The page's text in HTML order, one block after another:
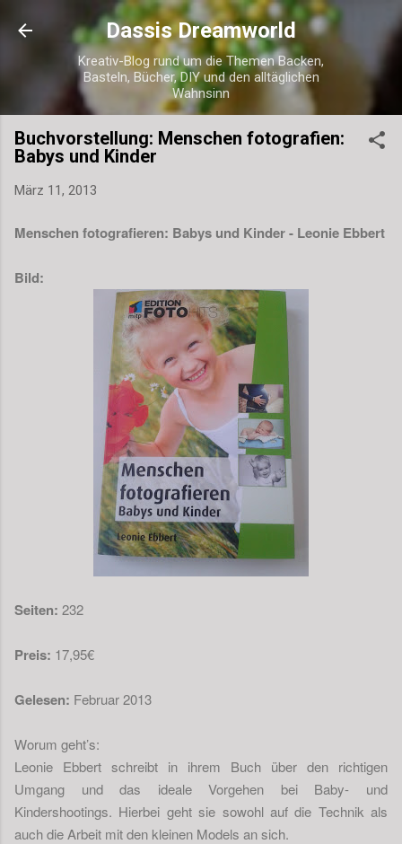
Direkt zum Hauptbereich
Dassis Dreamworld
Kreativ-Blog rund um die Themen Backen,
Basteln, Bücher, DIY und den alltäglichen
Wahnsinn
Buchvorstellung: Menschen fotografien:
Babys und Kinder
März 11, 2013
Menschen fotografieren: Babys und Kinder - Leonie Ebbert
Bild:
Seiten: 232
Preis: 17,95€
Gelesen: Februar 2013
Worum geht’s:
Leonie Ebbert schreibt in ihrem Buch über den richtigen
Umgang und das ideale Vorgehen bei Baby- und
Kindershootings. Hierbei geht sie sowohl auf die Technik als
auch die Arbeit mit den kleinen Models an sich.